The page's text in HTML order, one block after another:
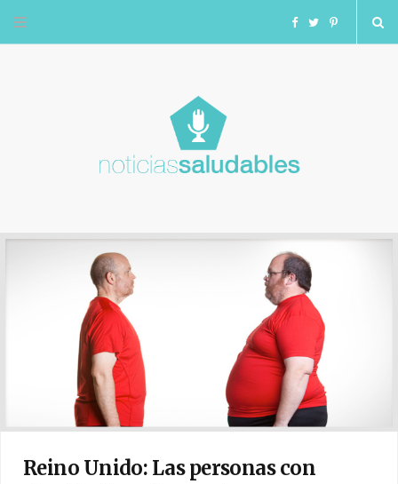
F
o
o
T
e
I
g
Reino Unido: Las personas con